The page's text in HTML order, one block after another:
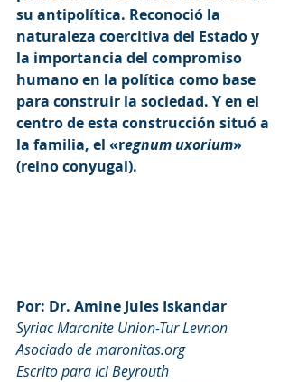
su antipolítica. Reconoció la
naturaleza coercitiva del Estado y
la importancia del compromiso
humano en la política como base
para construir la sociedad. Y en el
centro de esta construcción situó a
la familia, el «regnum uxorium»
(reino conyugal).
Por: Dr. Amine Jules Iskandar
Syriac Maronite Union-Tur Levnon
Asociado de maronitas.org
Escrito para Ici Beyrouth